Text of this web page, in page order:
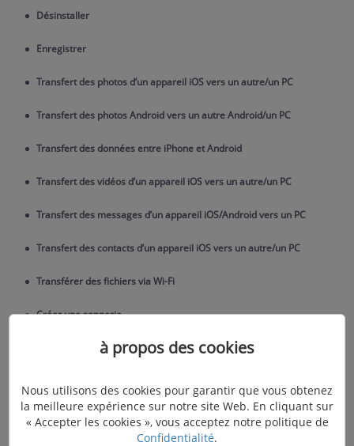
Désinstaller
Enregistrer
Transfert des photos d’un appareil iOS vers un autre/un PC
Transfert des photos Android vers un autre Android/un PC
Transfert des données entre iPhone et Android
Transfert des vidéos d’un appareil iOS vers un autre/un PC
Transfert des messages d’un appareil iOS/Android vers un PC
Transfert des contacts d’un appareil iOS vers un autre/un PC
Transférer des fichiers via Wi-Fi
Créer une sonnerie
Convertir l'image HEIC en JPG/PNG
Installer
à propos des cookies
Nous utilisons des cookies pour garantir que vous obtenez
la meilleure expérience sur notre site Web. En cliquant sur
« Accepter les cookies », vous acceptez notre politique de
Confidentialité.